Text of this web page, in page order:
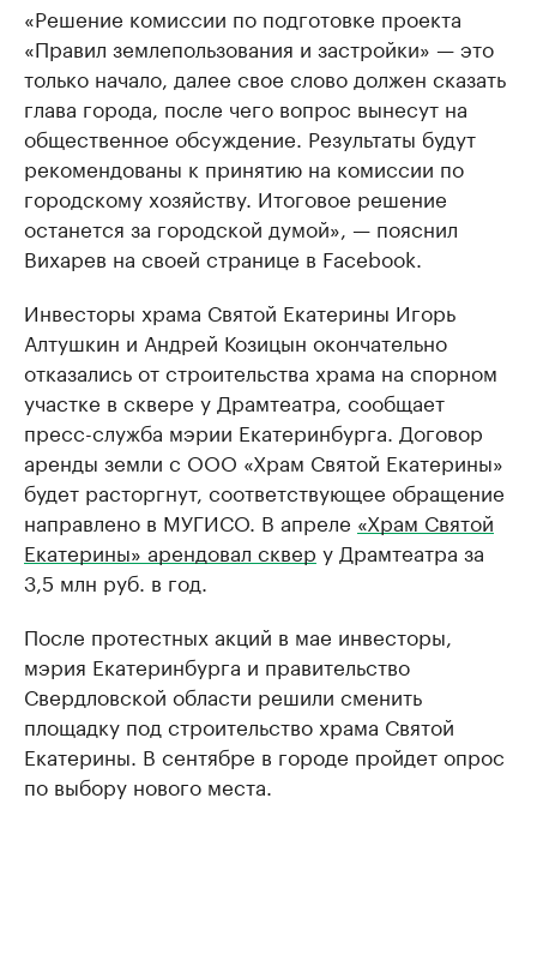
«Решение комиссии по подготовке проекта
«Правил землепользования и застройки» — это
только начало, далее свое слово должен сказать
глава города, после чего вопрос вынесут на
общественное обсуждение. Результаты будут
рекомендованы к принятию на комиссии по
городскому хозяйству. Итоговое решение
останется за городской думой», — пояснил
Вихарев на своей странице в Facebook.
Инвесторы храма Святой Екатерины Игорь
Алтушкин и Андрей Козицын окончательно
отказались от строительства храма на спорном
участке в сквере у Драмтеатра, сообщает
пресс-служба мэрии Екатеринбурга. Договор
аренды земли с ООО «Храм Святой Екатерины»
будет расторгнут, соответствующее обращение
направлено в МУГИСО. В апреле «Храм Святой
Екатерины» арендовал сквер у Драмтеатра за
3,5 млн руб. в год.
После протестных акций в мае инвесторы,
мэрия Екатеринбурга и правительство
Свердловской области решили сменить
площадку под строительство храма Святой
Екатерины. В сентябре в городе пройдет опрос
по выбору нового места.